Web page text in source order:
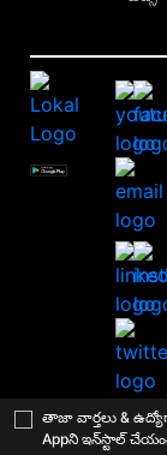
తాజా వార్తలు &
Appని ఇన్‌స్టాల్